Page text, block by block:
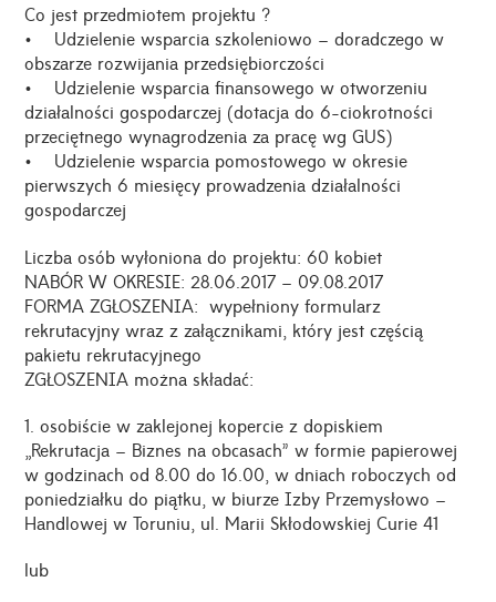
Co jest przedmiotem projektu ?
• Udzielenie wsparcia szkoleniowo – doradczego w
obszarze rozwijania przedsiębiorczości
• Udzielenie wsparcia finansowego w otworzeniu
działalności gospodarczej (dotacja do 6-ciokrotności
przeciętnego wynagrodzenia za pracę wg GUS)
• Udzielenie wsparcia pomostowego w okresie
pierwszych 6 miesięcy prowadzenia działalności
gospodarczej
Liczba osób wyłoniona do projektu: 60 kobiet
NABÓR W OKRESIE: 28.06.2017 – 09.08.2017
FORMA ZGŁOSZENIA: wypełniony formularz
rekrutacyjny wraz z załącznikami, który jest częścią
pakietu rekrutacyjnego
ZGŁOSZENIA można składać:
1. osobiście w zaklejonej kopercie z dopiskiem
„Rekrutacja – Biznes na obcasach” w formie papierowej
w godzinach od 8.00 do 16.00, w dniach roboczych od
poniedziałku do piątku, w biurze Izby Przemysłowo –
Handlowej w Toruniu, ul. Marii Skłodowskiej Curie 41
lub